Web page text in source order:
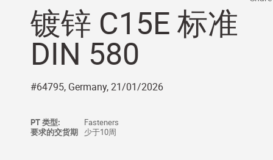
镀锌 C15E 标准
DIN 580
#64795, Germany, 21/01/2026
PT 类型:
Fasteners
要求的交货期
少于10周